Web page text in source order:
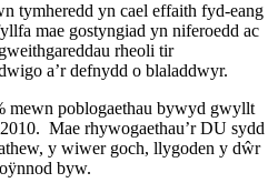
tymheredd yn cael effaith fyd-eang
mae gostyngiad yn niferoedd ac
rheoli tir
a’r defnydd o blaladdwyr.
mewn poblogaethau bywyd gwyllt
Mae rhywogaethau’r DU sydd
y wiwer goch, llygoden y dŵr
byw.